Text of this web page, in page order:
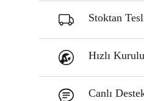
Stoktan
Hızlı
Canlı